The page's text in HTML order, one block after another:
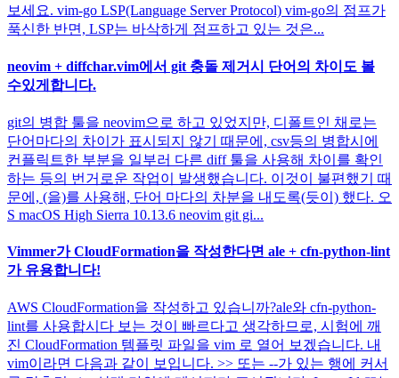
보세요. vim-go LSP(Language Server Protocol) vim-go의 점프가
푹신한 반면, LSP는 바삭하게 점프하고 있는 것은...
neovim + diffchar.vim에서 git 충돌 제거시 단어의 차이도 볼
수있게합니다.
git의 병합 툴을 neovim으로 하고 있었지만, 디폴트인 채로는
단어마다의 차이가 표시되지 않기 때문에, csv등의 병합시에
컨플릭트한 부분을 일부러 다른 diff 툴을 사용해 차이를 확인
하는 등의 번거로운 작업이 발생했습니다. 이것이 불편했기 때
문에, (을)를 사용해, 단어 마다의 차분을 내도록(듯이) 했다. 오
S macOS High Sierra 10.13.6 neovim git gi...
Vimmer가 CloudFormation을 작성한다면 ale + cfn-python-lint
가 유용합니다!
AWS CloudFormation을 작성하고 있습니까?ale와 cfn-python-
lint를 사용합시다 보는 것이 빠르다고 생각하므로, 시험에 깨
진 CloudFormation 템플릿 파일을 vim 로 열어 보겠습니다. 내
vim이라면 다음과 같이 보입니다. >> 또는 --가 있는 행에 커서